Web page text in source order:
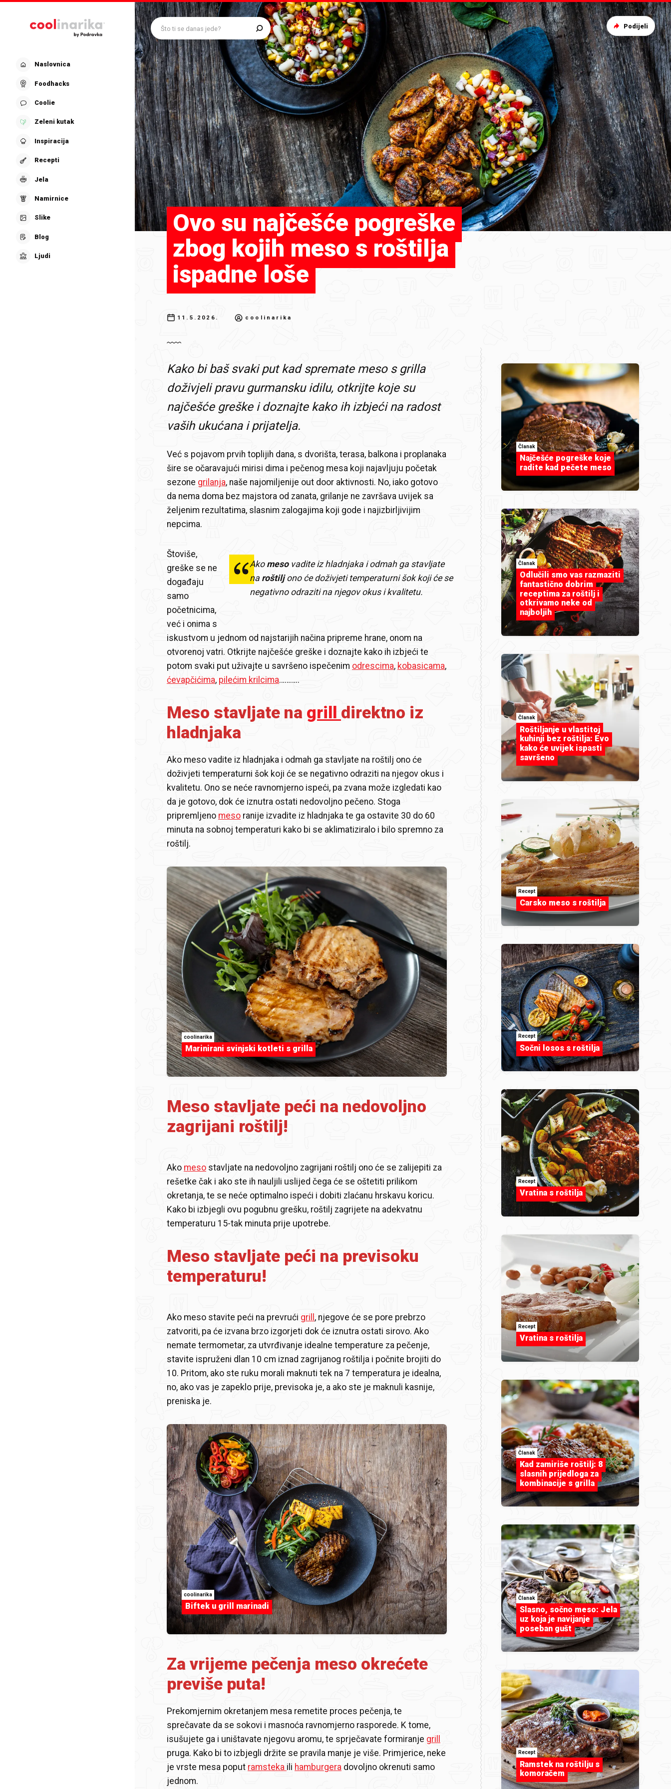
Naslovnica
Foodhacks
Coolie
Zeleni kutak
Inspiracija
Recepti
Jela
Namirnice
Slike
Blog
Ljudi
Ovo su najčešće pogreške
zbog kojih meso s roštilja
ispadne loše
11.5.2026. coolinarika
Podijeli
Kako bi baš svaki put kad spremate meso s grilla
doživjeli pravu gurmansku idilu, otkrijte koje su
najčešće greške i doznajte kako ih izbjeći na radost
vaših ukućana i prijatelja.
Već s pojavom prvih toplijih dana, s dvorišta, terasa, balkona i proplanaka
šire se očaravajući mirisi dima i pečenog mesa koji najavljuju početak
sezone grilanja, naše najomiljenije out door aktivnosti. No, iako gotovo
da nema doma bez majstora od zanata, grilanje ne završava uvijek sa
željenim rezultatima, slasnim zalogajima koji gode i najizbirljivijim
nepcima.
Ako mesovadite iz hladnjaka i odmah ga stavljate
na roštiljono će doživjeti temperaturni šok koji će se
negativno odraziti na njegov okus i kvalitetu.
Štoviše,
greške se ne
događaju
samo
početnicima,
već i onima s
iskustvom u jednom od najstarijih načina pripreme hrane, onom na
otvorenoj vatri. Otkrijte najčešće greške i doznajte kako ih izbjeći te
potom svaki put uživajte u savršeno ispečenim odrescima, kobasicama,
ćevapčićima, pilećim krilcima………..
Meso stavljate na grill direktno iz
hladnjaka
Ako meso vadite iz hladnjaka i odmah ga stavljate na roštilj ono će
doživjeti temperaturni šok koji će se negativno odraziti na njegov okus i
kvalitetu. Ono se neće ravnomjerno ispeći, pa zvana može izgledati kao
da je gotovo, dok će iznutra ostati nedovoljno pečeno. Stoga
pripremljeno meso ranije izvadite iz hladnjaka te ga ostavite 30 do 60
minuta na sobnoj temperaturi kako bi se aklimatiziralo i bilo spremno za
roštilj.
coolinarika
Marinirani svinjski kotleti s grilla
Meso stavljate peći na nedovoljno
zagrijani roštilj!
Ako meso stavljate na nedovoljno zagrijani roštilj ono će se zalijepiti za
rešetke čak i ako ste ih nauljili uslijed čega će se oštetiti prilikom
okretanja, te se neće optimalno ispeći i dobiti zlaćanu hrskavu koricu.
Kako bi izbjegli ovu pogubnu grešku, roštilj zagrijete na adekvatnu
temperaturu 15-tak minuta prije upotrebe.
Meso stavljate peći na previsoku
temperaturu!
Ako meso stavite peći na prevrući grill , njegove će se pore prebrzo
zatvoriti, pa će izvana brzo izgorjeti dok će iznutra ostati sirovo. Ako
nemate termometar, za utvrđivanje idealne temperature za pečenje,
stavite ispruženi dlan 10 cm iznad zagrijanog roštilja i počnite brojiti do
10. Pritom, ako ste ruku morali maknuti tek na 7 temperatura je idealna,
no, ako vas je zapeklo prije, previsoka je, a ako ste je maknuli kasnije,
preniska je.
coolinarika
Biftek u grill marinadi
Za vrijeme pečenja meso okrećete
previše puta!
Prekomjernim okretanjem mesa remetite proces pečenja, te
sprečavate da se sokovi i masnoća ravnomjerno rasporede. K tome,
isušujete ga i uništavate njegovu aromu, te sprječavate formiranje grill
pruga. Kako bi to izbjegli držite se pravila manje je više. Primjerice, neke
je vrste mesa poput ramsteka ili hamburgera dovoljno okrenuti samo
jednom.
Članak
Najčešće pogreške koje
radite kad pečete meso
Članak
Odlučili smo vas razmaziti
fantastično dobrim
receptima za roštilj i
otkrivamo neke od
najboljih
Članak
Roštiljanje u vlastitoj
kuhinji bez roštilja: Evo
kako će uvijek ispasti
savršeno
Recept
Carsko meso s roštilja
Recept
Sočni losos s roštilja
Recept
Vratina s roštilja
Recept
Vratina s roštilja
Članak
Kad zamiriše roštilj: 8
slasnih prijedloga za
kombinacije s grilla
Članak
Slasno, sočno meso: Jela
uz koja je navijanje
poseban gušt
Recept
Ramstek na roštilju s
komoračem
Što ti se danas jede?